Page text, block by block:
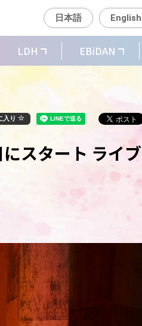
日本語 English
LDH EBiDAN
入り
スタート ライブ